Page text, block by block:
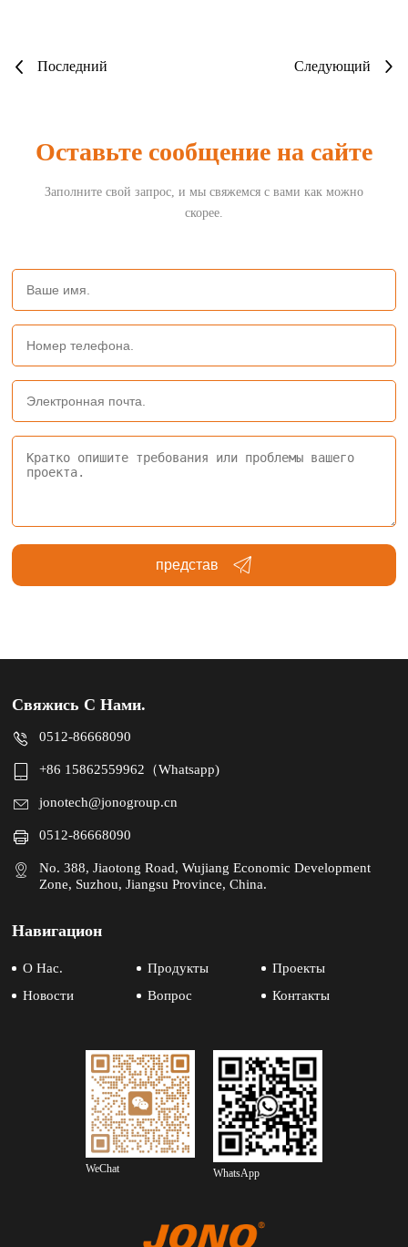
Последний Следующий
Оставьте сообщение на сайте
Заполните свой запрос, и мы свяжемся с вами как можно
скорее.
представ
Свяжись С Нами.
0512-86668090
+86 15862559962（Whatsapp)
jonotech@jonogroup.cn
0512-86668090
No. 388, Jiaotong Road, Wujiang Economic Development
Zone, Suzhou, Jiangsu Province, China.
Навигацион
О Нас. Продукты
Проекты
Новости
Вопрос Контакты
WeChat WhatsApp